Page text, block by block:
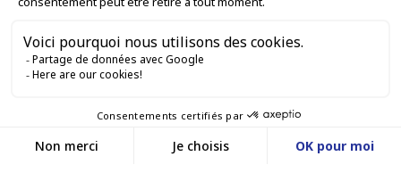
SITO WEB DI E-COMMERCE
I NOSTRI UFFICI
Service client
entre 9h et 12h puis
entre 13h30 et 17h